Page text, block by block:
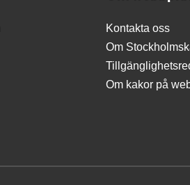
Kontakta oss
Om
Om kakor på